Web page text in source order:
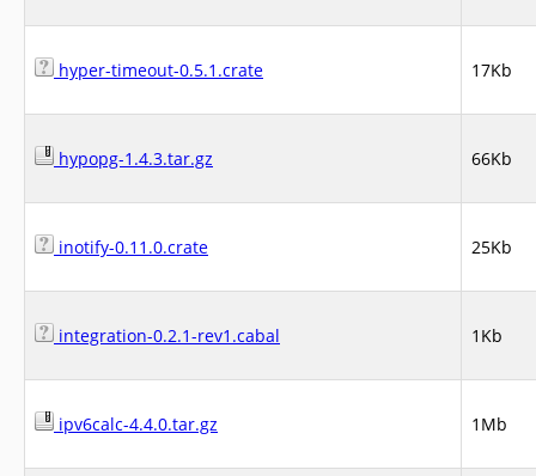
hyper-timeout-0.5.1.crate 17Kb
hypopg-1.4.3.tar.gz 66Kb
inotify-0.11.0.crate 25Kb
integration-0.2.1-rev1.cabal 1Kb
ipv6calc-4.4.0.tar.gz 1Mb